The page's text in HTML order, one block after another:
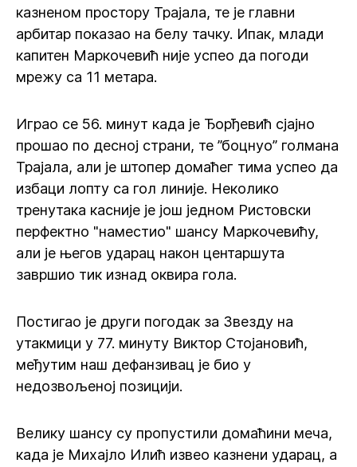
казненом простору Трајала, те је главни
арбитар показао на белу тачку. Ипак, млади
капитен Маркочевић није успео да погоди
мрежу са 11 метара.
Играо се 56. минут када је Ђорђевић сјајно
прошао по десној страни, те ”боцнуо” голмана
Трајала, али је штопер домаћег тима успео да
избаци лопту са гол линије. Неколико
тренутака касније је још једном Ристовски
перфектно "наместио" шансу Маркочевићу,
али је његов ударац након центаршута
завршио тик изнад оквира гола.
Постигао је други погодак за Звезду на
утакмици у 77. минуту Виктор Стојановић,
међутим наш дефанзивац је био у
недозвољеној позицији.
Велику шансу су пропустили домаћини меча,
када је Михајло Илић извео казнени ударац, а